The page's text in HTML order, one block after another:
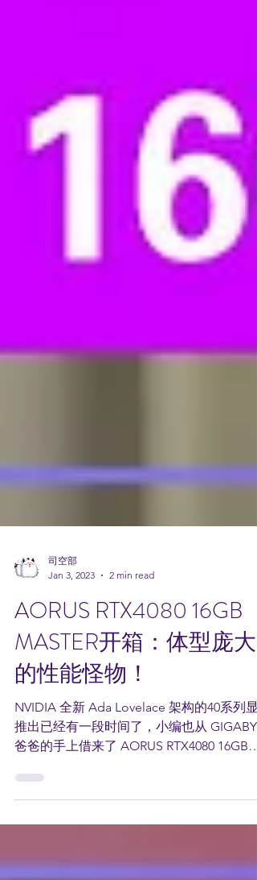
Jan 3, 2023
2 min read
AORUS RTX4080 16GB
MASTER开箱：体型庞大
的性能怪物！
NVIDIA 全新 Ada Lovelace 架构的40系列显
爸爸的手上借来了 AORUS RTX4080 16GB
Master 显卡来进行开箱，一起来看看这显卡